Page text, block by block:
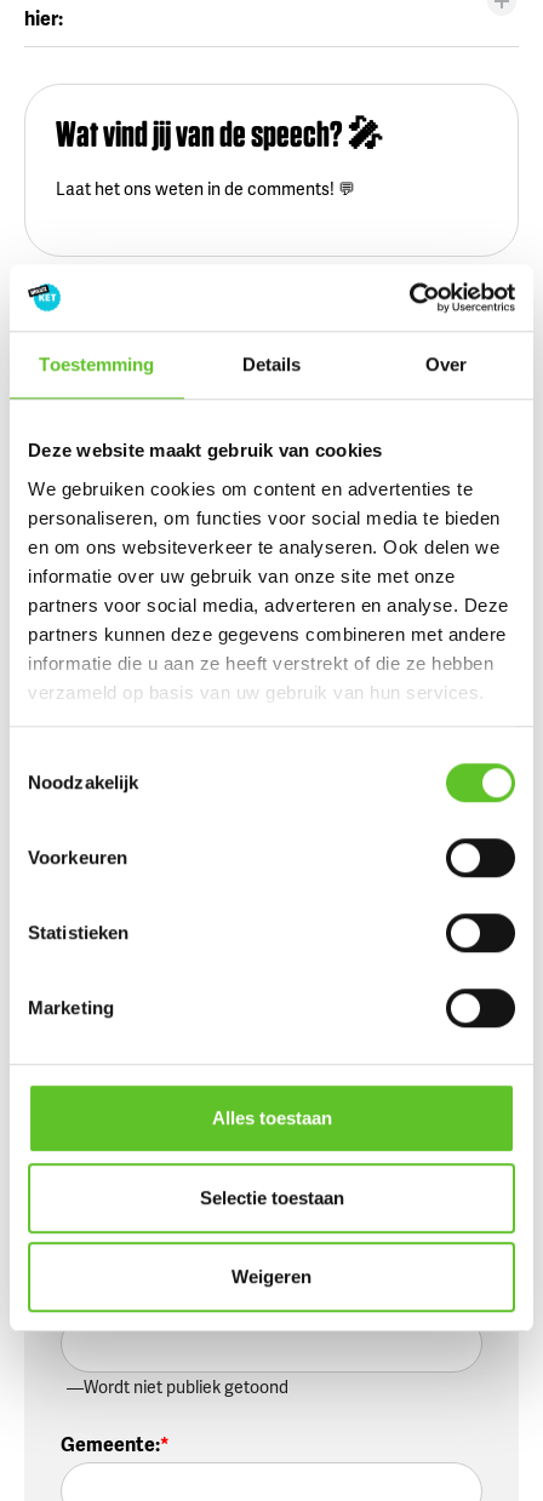
Toestemming Details Over
Deze website maakt gebruik van cookies
We gebruiken cookies om content en advertenties te
personaliseren, om functies voor social media te bieden
en om ons websiteverkeer te analyseren. Ook delen we
informatie over uw gebruik van onze site met onze
partners voor social media, adverteren en analyse. Deze
partners kunnen deze gegevens combineren met andere
informatie die u aan ze heeft verstrekt of die ze hebben
verzameld op basis van uw gebruik van hun services.
Noodzakelijk
Voorkeuren
Statistieken
Marketing
Alles toestaan
Selectie toestaan
Weigeren
hier:
Wat vind jij van de speech? 🎤
Laat het ons weten in de comments! 💬
LEES MEER OVER
BRUSSELS KABINET
SPEECH BS 'T REGENBOOGJE
Reacties:
Laat hier jouw reactie
achter:
Een paar afspraken rond reageren
Jouw mood:
Naam:
Wordt niet publiek getoond
Wordt niet publiek getoond
Gemeente: